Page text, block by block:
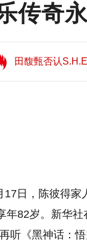
传奇
田馥甄否认
望11:08
田馥甄否认
日，陈彼得家
年82岁。新华
听《黑神话：